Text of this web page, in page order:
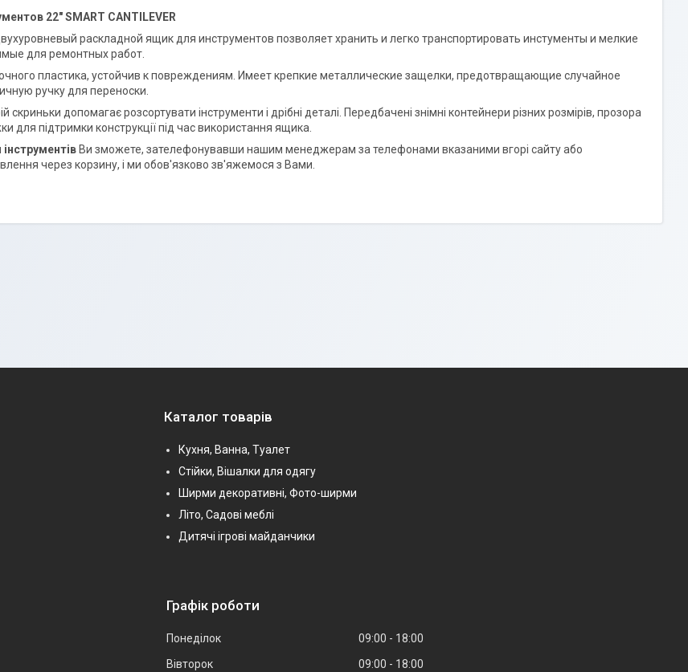
22" SMART CANTILEVER
раскладной ящик для инструментов позволяет хранить и легко транспортировать инстументы и мелкие
для ремонтных работ.
пластика, устойчив к повреждениям. Имеет крепкие металлические защелки, предотвращающие случайное
ручку для переноски.
скриньки допомагає розсортувати інструменти і дрібні деталі. Передбачені знімні контейнери різних розмірів, прозора
для підтримки конструкції під час використання ящика.
Ви зможете, зателефонувавши нашим менеджерам за телефонами вказаними вгорі сайту або
через корзину, і ми обов'язково зв'яжемося з Вами.
Каталог товарів
Кухня, Ванна, Туалет
Стійки, Вішалки для одягу
Ширми декоративні, Фото-ширми
Літо, Садові меблі
Дитячі ігрові майданчики
Графік роботи
Понеділок 09:00
18:00
Вівторок
09:00
18:00